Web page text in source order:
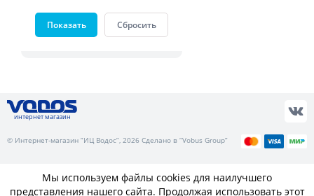
Показать Сбросить
интернет магазин
© Интернет-магазин “ИЦ Водос”, 2026 Сделано в “Vobus Group”
Мы используем файлы cookies для наилучшего
представления нашего сайта. Продолжая использовать этот